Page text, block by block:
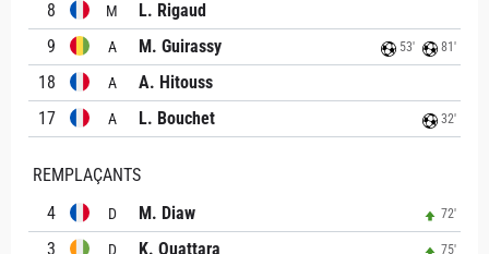
8 M
L. Rigaud
9
A M. Guirassy 53' 81'
18 A
A. Hitouss
17
A L. Bouchet 32'
REMPLAÇANTS
4
D M. Diaw 72'
3 D K. Ouattara 75'